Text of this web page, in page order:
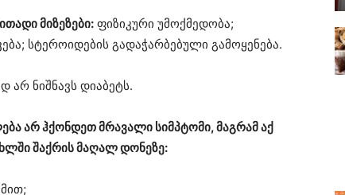
მიზეზები: ფიზიკური უმოქმედობა;
სტეროიდების გადაჭარბებული გამოყენება.
არ ნიშნავს დიაბეტს.
არ ჰქონდეთ მრავალი სიმპტომი, მაგრამ აქ
შაქრის მაღალ დონეზე: